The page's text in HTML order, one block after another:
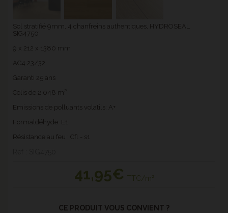
Sol stratifié 9mm, 4 chanfreins authentiques, HYDROSEAL
SIG4750
9 x 212 x 1380 mm
AC4 23/32
Garanti 25 ans
Colis de 2,048 m²
Emissions de polluants volatils: A+
Formaldéhyde: E1
Résistance au feu : Cfl - s1
41,95€ TTC/m²
CE PRODUIT VOUS CONVIENT ?